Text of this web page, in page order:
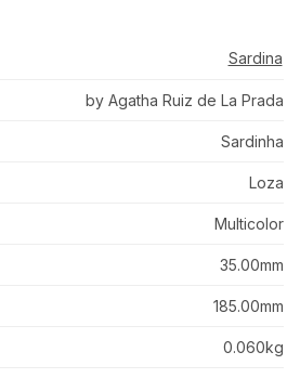
Sardina
by Agatha Ruiz de La Prada
Sardinha
Loza
Multicolor
35.00mm
185.00mm
0.060kg